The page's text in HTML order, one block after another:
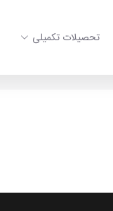
تحصیلات تکمیلی